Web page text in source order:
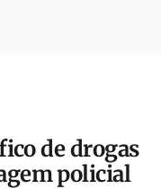
de drogas
policial